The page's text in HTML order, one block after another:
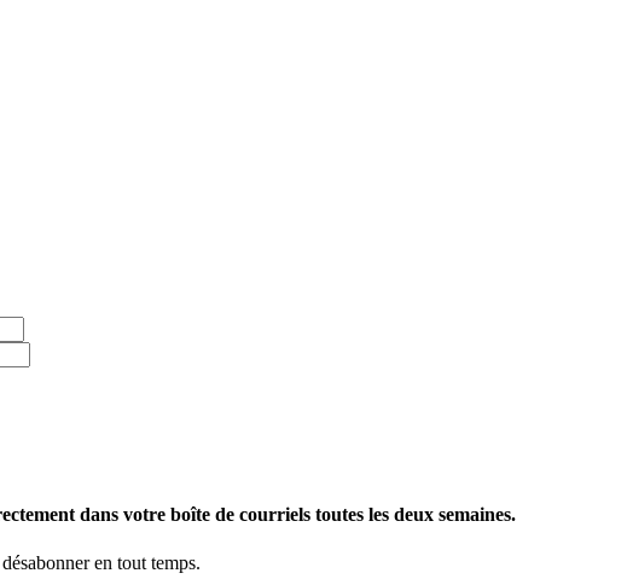
dans votre boîte de courriels toutes les deux semaines.
en tout temps.